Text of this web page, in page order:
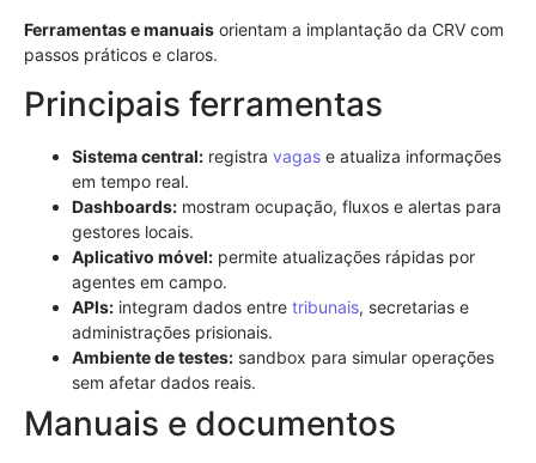
Ferramentas e manuais orientam a implantação da CRV com
passos práticos e claros.
Principais ferramentas
Sistema central: registra vagas e atualiza informações
em tempo real.
Dashboards: mostram ocupação, fluxos e alertas para
gestores locais.
Aplicativo móvel: permite atualizações rápidas por
agentes em campo.
APIs: integram dados entre tribunais, secretarias e
administrações prisionais.
Ambiente de testes: sandbox para simular operações
sem afetar dados reais.
Manuais e documentos